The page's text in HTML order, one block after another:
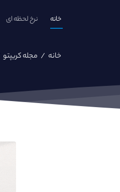
خانه نرخ لحظه ای
خانه / مجله کریپتو